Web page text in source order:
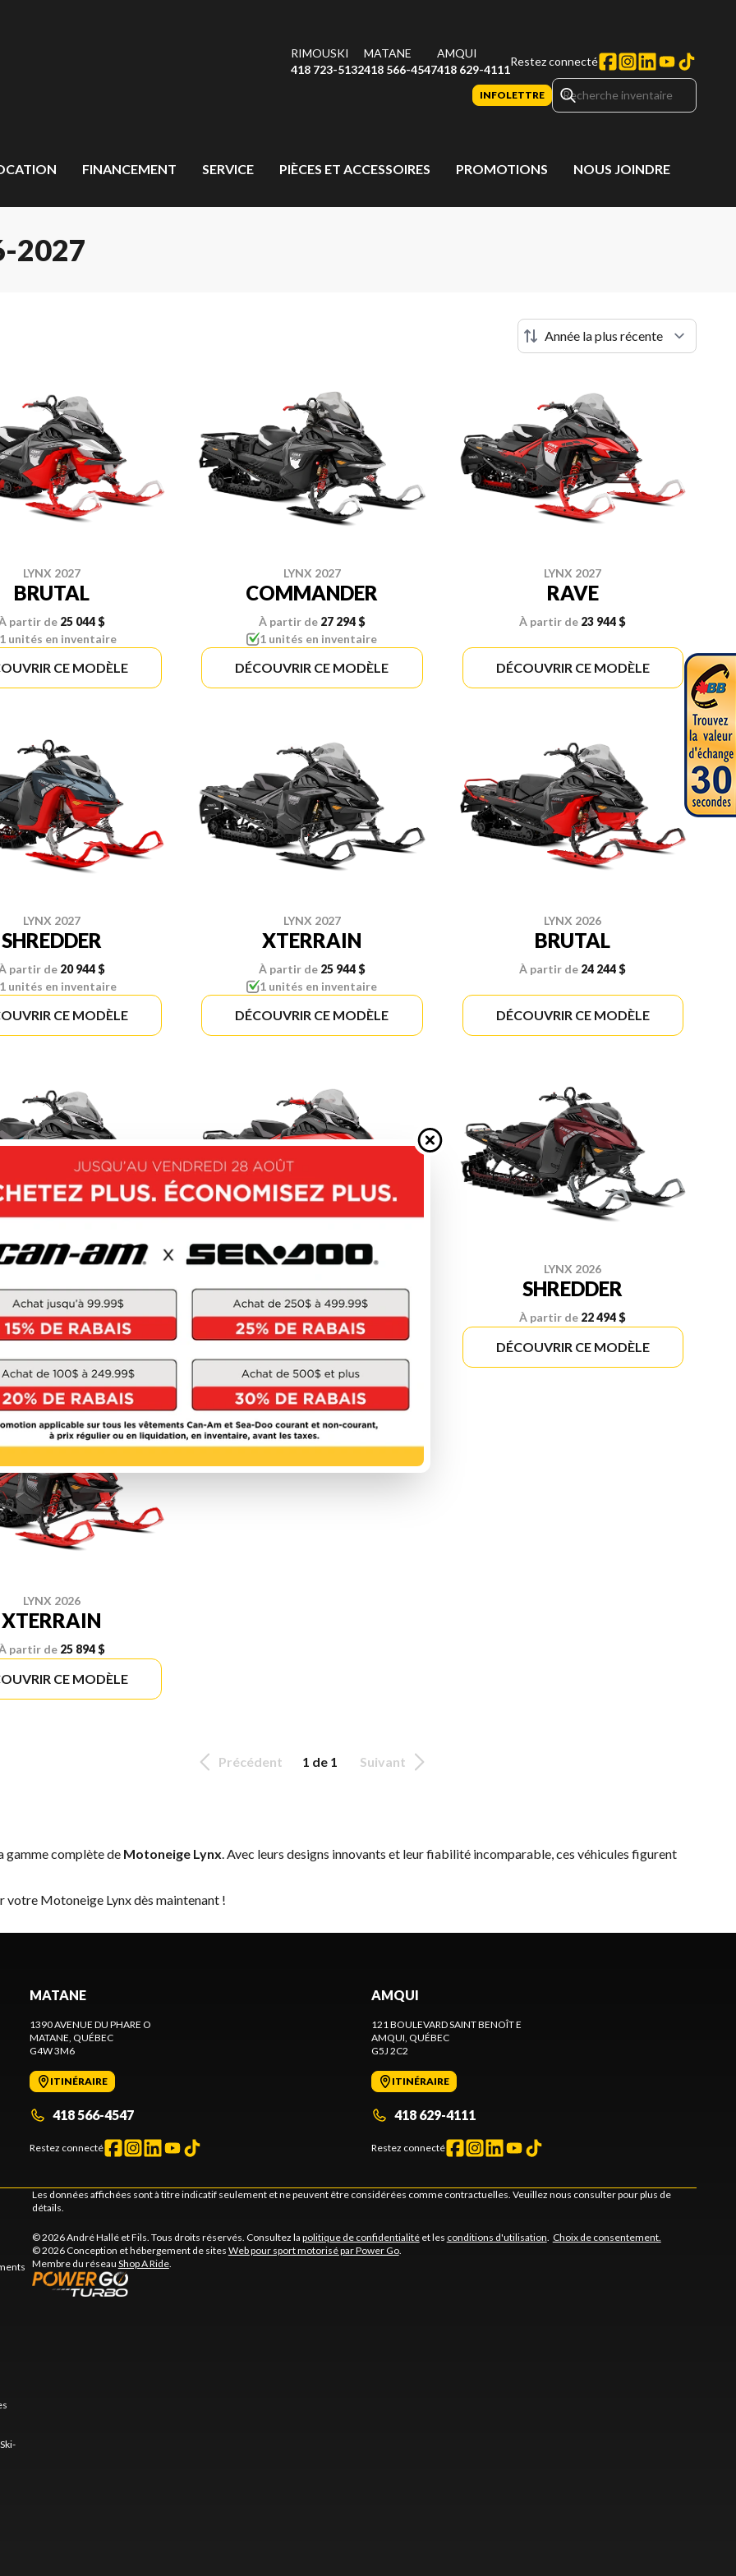
RIMOUSKI
418 723-5132
MATANE
418 566-4547
AMQUI
418 629-4111
Restez connecté
INFOLETTRE
FINANCEMENT SERVICE PIÈCES ET ACCESSOIRES PROMOTIONS NOUS JOINDRE
2027
LYNX 2027
BRUTAL
partir de 25 044 $
1 unités en inventaire
CE MODÈLE
LYNX 2027
COMMANDER
À partir de 27 294 $
1 unités en inventaire
DÉCOUVRIR CE MODÈLE
LYNX 2027
RAVE
À partir de 23 944 $
DÉCOUVRIR CE MODÈLE
LYNX 2027
SHREDDER
partir de 20 944 $
1 unités en inventaire
CE MODÈLE
LYNX 2027
XTERRAIN
À partir de 25 944 $
1 unités en inventaire
DÉCOUVRIR CE MODÈLE
LYNX 2026
BRUTAL
À partir de 24 244 $
DÉCOUVRIR CE MODÈLE
LYNX 2026
partir de27 244 $
LYNX 2026
RAVE
À partir de23 294 $
LYNX 2026
SHREDDER
À partir de 22 494 $
DÉCOUVRIR CE MODÈLE
LYNX 2026
XTERRAIN
partir de 25 894 $
CE MODÈLE
Précédent 1 de 1 Suivant
gamme complète de Motoneige Lynx . Avec leurs designs innovants et leur fiabilité incomparable, ces véhicules figurent
votre Motoneige Lynx dès maintenant !
MATANE
1390 AVENUE DU PHARE O
MATANE , QUÉBEC
G4W 3M6
ITINÉRAIRE
418 566-4547
Restez connecté
AMQUI
121 BOULEVARD SAINT BENOÎT E
AMQUI , QUÉBEC
G5J 2C2
ITINÉRAIRE
418 629-4111
Restez connecté
Les données affichées sont à titre indicatif seulement et ne peuvent être considérées comme contractuelles. Veuillez nous consulter pour plus de
détails.
© 2026 André Hallé et Fils. Tous droits réservés. Consultez la politique de confidentialitéet les conditions d'utilisation Choix de consentement.
© 2026 Conception et hébergement de sites Web pour sport motorisé par Power Go.
Membre du réseau Shop A Ride.